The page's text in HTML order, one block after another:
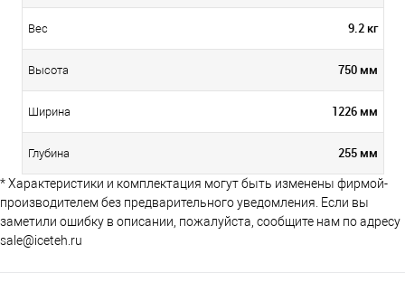
Вес 9.2 кг
Высота 750 мм
Ширина 1226 мм
Глубина 255 мм
* Характеристики и комплектация могут быть изменены фирмой-
производителем без предварительного уведомления. Если вы
заметили ошибку в описании, пожалуйста, сообщите нам по адресу
sale@iceteh.ru